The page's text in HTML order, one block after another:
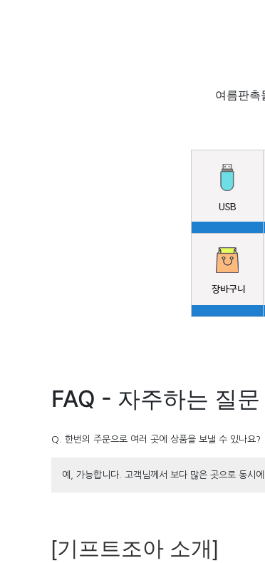
여름판촉
FAQ - 자주하는 질문
Q. 한번의 주문으로 여러 곳에 상품을 보낼 수 있나요?
예, 가능합니다. 고객님께서 보다 많은 곳으로 동시
[기프트조아 소개]